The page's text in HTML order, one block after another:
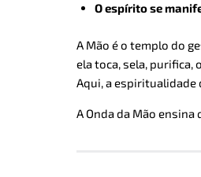
O espírito se
A Mão é o templo do
ela toca, sela, purifica,
Aqui, a espiritualidade
A Onda da Mão ensina